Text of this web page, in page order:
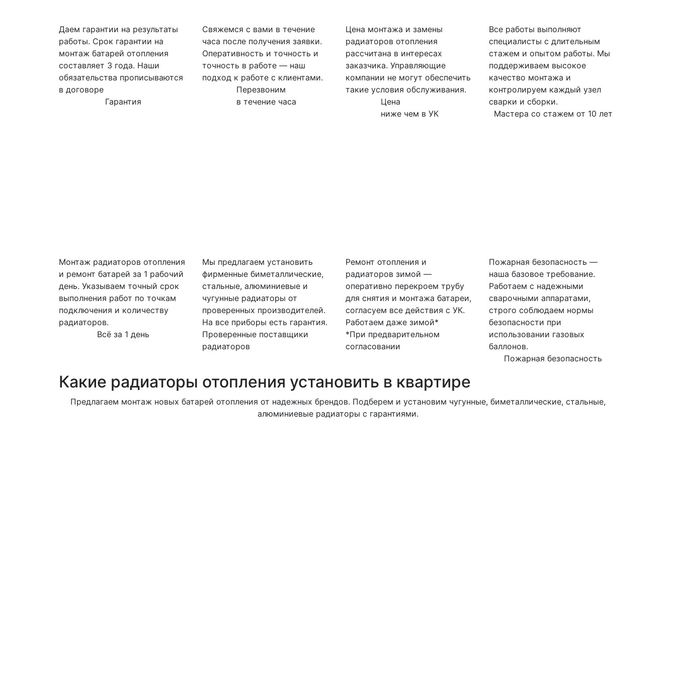
Даем гарантии на результаты
работы. Срок гарантии на
монтаж батарей отопления
составляет 3 года. Наши
обязательства прописываются
в договоре
Гарантия
Свяжемся с вами в течение
часа после получения заявки.
Оперативность и точность и
точность в работе — наш
подход к работе с клиентами.
Перезвоним
в течение часа
Цена монтажа и замены
радиаторов отопления
рассчитана в интересах
заказчика. Управляющие
компании не могут обеспечить
такие условия обслуживания.
Цена
ниже чем в УК
Все работы выполняют
специалисты с длительным
стажем и опытом работы. Мы
поддерживаем высокое
качество монтажа и
контролируем каждый узел
сварки и сборки.
Мастера со стажем от 10 лет
Монтаж радиаторов отопления
и ремонт батарей за 1 рабочий
день. Указываем точный срок
выполнения работ по точкам
подключения и количеству
радиаторов.
Всё за 1 день
Мы предлагаем установить
фирменные биметаллические,
стальные, алюминиевые и
чугунные радиаторы от
проверенных производителей.
На все приборы есть гарантия.
Проверенные поставщики
радиаторов
Ремонт отопления и
радиаторов зимой —
оперативно перекроем трубу
для снятия и монтажа батареи,
согласуем все действия с УК.
Работаем даже зимой*
*При предварительном
согласовании
Пожарная безопасность —
наша базовое требование.
Работаем с надежными
сварочными аппаратами,
строго соблюдаем нормы
безопасности при
использовании газовых
баллонов.
Пожарная безопасность
Какие радиаторы отопления установить в квартире
Предлагаем монтаж новых батарей отопления от надежных брендов. Подберем и установим чугунные, биметаллические, стальные,
алюминиевые радиаторы с гарантиями.